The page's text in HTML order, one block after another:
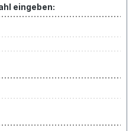
eingeben: